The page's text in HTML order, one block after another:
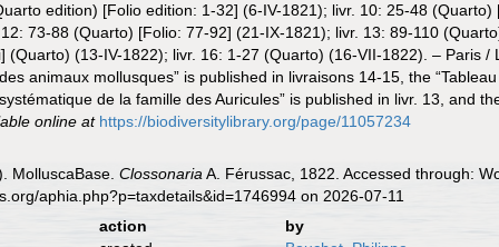
edition) [Folio edition: 1-32] (6-IV-1821); livr. 10: 25-48
73-88 (Quarto) [Folio: 77-92] (21-IX-1821); livr. 13: 89-110
(Quarto) (13-IV-1822); livr. 16: 1-27 (Quarto) (16-VII-1822). – Paris
animaux mollusques” is published in livraisons 14-15, the
de la famille des Auricules” is published in livr. 13, and
online at https://biodiversitylibrary.org/page/11057234
MolluscaBase.Clossonaria A. Férussac, 1822. Accessed through:
aphia.php?p=taxdetails&id=1746994 on 2026-07-11
action
by